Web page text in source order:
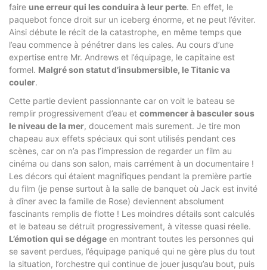
faire une erreur qui les conduira à leur perte. En effet, le
paquebot fonce droit sur un iceberg énorme, et ne peut l’éviter.
Ainsi débute le récit de la catastrophe, en même temps que
l’eau commence à pénétrer dans les cales. Au cours d’une
expertise entre Mr. Andrews et l’équipage, le capitaine est
formel. Malgré son statut d’insubmersible, le Titanic va
couler.
Cette partie devient passionnante car on voit le bateau se
remplir progressivement d’eau et commencer à basculer sous
le niveau de la mer, doucement mais surement. Je tire mon
chapeau aux effets spéciaux qui sont utilisés pendant ces
scènes, car on n’a pas l’impression de regarder un film au
cinéma ou dans son salon, mais carrément à un documentaire !
Les décors qui étaient magnifiques pendant la première partie
du film (je pense surtout à la salle de banquet où Jack est invité
à dîner avec la famille de Rose) deviennent absolument
fascinants remplis de flotte ! Les moindres détails sont calculés
et le bateau se détruit progressivement, à vitesse quasi réelle.
L’émotion qui se dégage en montrant toutes les personnes qui
se savent perdues, l’équipage paniqué qui ne gère plus du tout
la situation, l’orchestre qui continue de jouer jusqu’au bout, puis